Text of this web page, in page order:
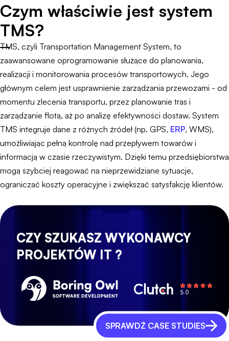
Czym właściwie jest system
TMS?
TMS, czyli Transportation Management System, to
zaawansowane oprogramowanie służące do planowania,
realizacji i monitorowania procesów transportowych. Jego
głównym celem jest usprawnienie zarządzania przewozami - od
momentu zlecenia transportu, przez planowanie tras i
zarządzanie flotą, aż po analizę efektywności dostaw. System
TMS integruje dane z różnych źródeł (np. GPS, ERP, WMS),
umożliwiając pełną kontrolę nad przepływem towarów i
informacją w czasie rzeczywistym. Dzięki temu przedsiębiorstwa
mogą szybciej reagować na nieprzewidziane sytuacje,
ograniczać koszty operacyjne i zwiększać satysfakcję klientów.
CZY SZUKASZ WYKONAWCY
PROJEKTÓW IT ?
SPRAWDŹ CASE STUDIES